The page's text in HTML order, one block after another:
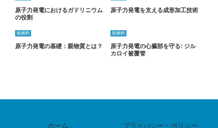
原子力発電におけるガドリニウム
の役割
原子力発電を支える成形加工技術
核燃料
原子力発電の基礎：親物質とは？
核燃料
原子力発電の心臓部を守る: ジル
カロイ被覆管
ホーム プライバシー・ポリシー